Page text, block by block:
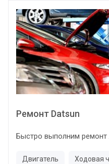
Ремонт Datsun
Быстро выполним
Двигатель Ходовая